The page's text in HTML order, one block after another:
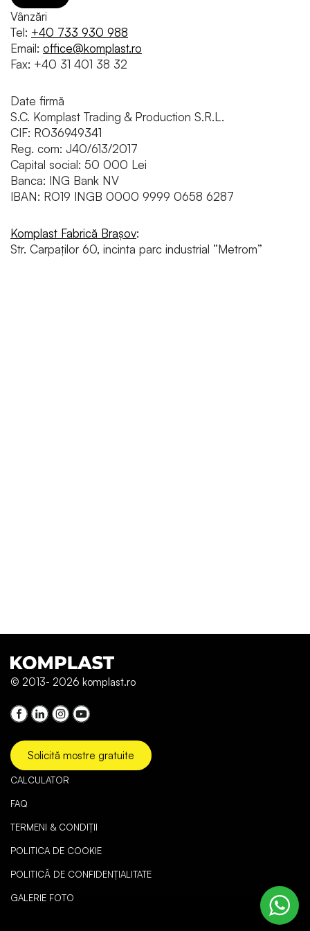
1
Vânzări
Tel: +40 733 930 988
Email: office@komplast.ro
Fax: +40 31 401 38 32
Date firmă
S.C. Komplast Trading & Production S.R.L.
CIF: RO36949341
Reg. com: J40/613/2017
Capital social: 50 000 Lei
Banca: ING Bank NV
IBAN: RO19 INGB 0000 9999 0658 6287
Komplast Fabrică Brașov:
Str. Carpaților 60, incinta parc industrial “Metrom”
© 2013- 2026 komplast.ro
Solicită mostre gratuite
CALCULATOR
FAQ
TERMENI & CONDIȚII
POLITICA DE COOKIE
POLITICĂ DE CONFIDENȚIALITATE
GALERIE FOTO